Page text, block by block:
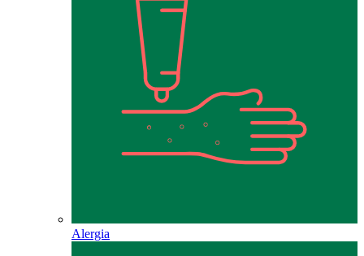
Alergia